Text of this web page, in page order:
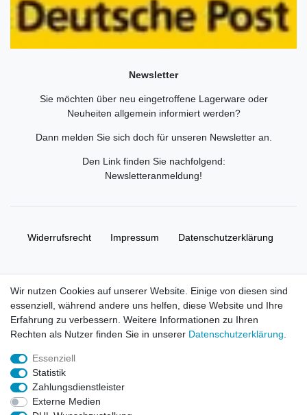
Newsletter
Sie möchten über neu eingetroffene Lagerware oder
Neuheiten allgemein informiert werden?
Dann melden Sie sich doch für unseren Newsletter an.
Den Link finden Sie nachfolgend:
Newsletteranmeldung!
Widerrufs­recht Impressum Daten­schutz­erklärung
© Copyright 2026 | Alle Rechte vorbehalten. HL-
Handelsgesellschaft mbH.
Alle Markennamen, Warenzeichen sowie sämtliche Produktbilder
und Beschreibungen sind Eigentum Ihrer rechtmäßigen
Eigentümer und dienen hier nur der Beschreibung.
Wir nutzen Cookies auf unserer Website. Einige von diesen sind
essenziell, während andere uns helfen, diese Website und Ihre
Erfahrung zu verbessern. Weitere Informationen zu Ihren
Rechten als Nutzer finden Sie in unserer Daten­schutz­erklärung
Essenziell
Statistik
Zahlungsdienstleister
Externe Medien